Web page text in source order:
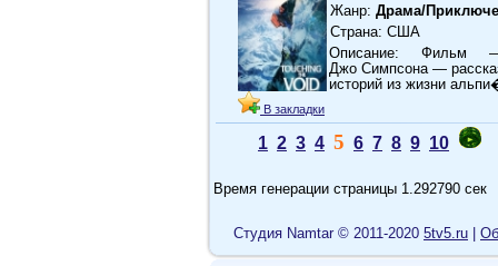
В закладки
Жанр: Драма/
Страна: США
Описание: Фильм —
Джо Симпсона —
историй из жизни
1 2 3 4 5 6 7 8 9 10
Время генерации страницы 1.292790 сек
Cтудия Namtar © 2011-2020 5tv5.ru